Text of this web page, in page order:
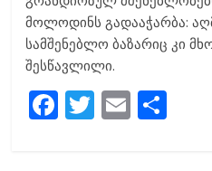
მოლოდინს გადააჭარბა:
სამშენებლო ბაზარიც კი
შესწავლილი.
F T E